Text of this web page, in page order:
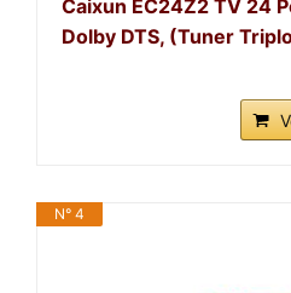
Caixun EC24Z2 TV 24
Dolby DTS, (Tuner
N° 4